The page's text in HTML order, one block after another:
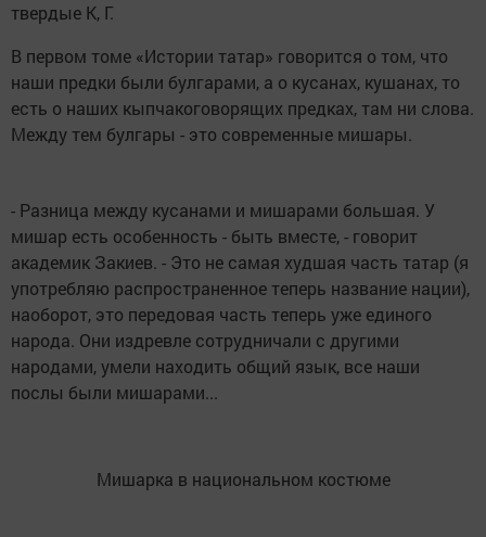
твердые К, Г.
В первом томе «Истории татар» говорится о том, что
наши предки были булгарами, а о кусанах, кушанах, то
есть о наших кыпчакоговорящих предках, там ни слова.
Между тем булгары - это современные мишары.
- Разница между кусанами и мишарами большая. У
мишар есть особенность - быть вместе, - говорит
академик Закиев. - Это не самая худшая часть татар (я
употребляю распространенное теперь название нации),
наоборот, это передовая часть теперь уже единого
народа. Они издревле сотрудничали с другими
народами, умели находить общий язык, все наши
послы были мишарами...
Мишарка в национальном костюме